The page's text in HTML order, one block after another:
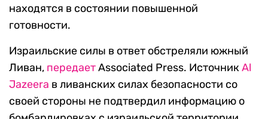
находятся в состоянии повышенной
готовности.
Израильские силы в ответ обстреляли южный
Ливан, передаетAssociated Press. ИсточникAl
Jazeera в ливанских силах безопасности со
своей стороны не подтвердил информацию о